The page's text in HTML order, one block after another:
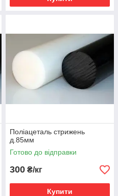
Поліацеталь стрижень
д.85мм
Готово до відправки
300 ₴/кг
Купити